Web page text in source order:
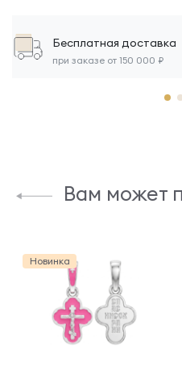
Бесплатная доставка
при заказе от 150 000 ₽
Вам может
Новинка